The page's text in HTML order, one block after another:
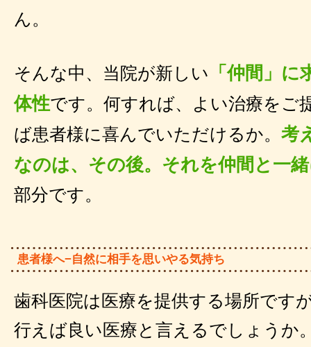
ん。
そんな中、当院が新しい
「仲間」
体性です。何すれば、よい治療をご
ば患者様に喜んでいただけるか。 考
なのは、その後。それを仲間と一
部分です。
患者様へ−自然に相手を思いやる気持ち
歯科医院は医療を提供する場所です
行えば良い医療と言えるでしょうか